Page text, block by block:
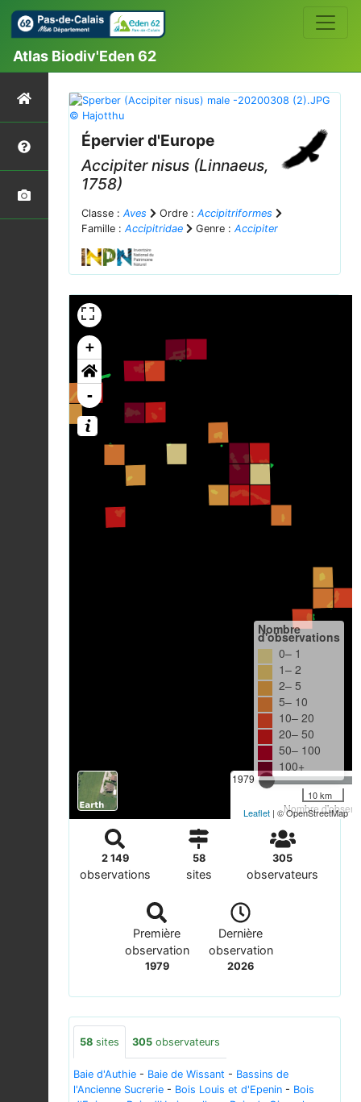
Atlas Biodiv'Eden 62
Épervier d'Europe
Accipiter nisus (Linnaeus,
1758)
Classe : Aves Ordre : Accipitriformes
Famille : Accipitridae Genre : Accipiter
+
-
1979
Nombre
Nombre
d'observations
0– 1
1– 2
2– 5
5– 10
10– 20
20– 50
50– 100
100+
10 km
Leaflet | © OpenStreetMap
2 149
observations
58
sites
305
observateurs
Première
observation
1979
Dernière
observation
2026
58 sites 305 observateurs
Baie d'Authie - Baie de Wissant - Bassins de
l'Ancienne Sucrerie - Bois Louis et d'Epenin - Bois